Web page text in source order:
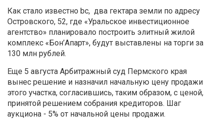
Как стало известно bc, два гектара земли по адресу
Островского, 52, где «Уральское инвестиционное
агентство» планировало построить элитный жилой
комплекс «Бон’Апарт», будут выставлены на торги за
130 млн рублей.
Еще 5 августа Арбитражный суд Пермского края
вынес решение и назначил начальную цену продажи
этого участка, согласившись, таким образом, с ценой,
принятой решением собрания кредиторов. Шаг
аукциона - 5% от начальной цены продажи.